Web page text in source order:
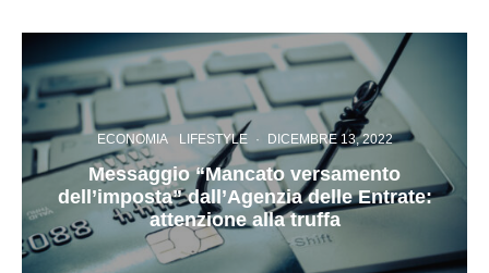
ECONOMIA LIFESTYLE · DICEMBRE 13, 2022
Messaggio “Mancato versamento
dell’imposta” dall’Agenzia delle Entrate:
attenzione alla truffa